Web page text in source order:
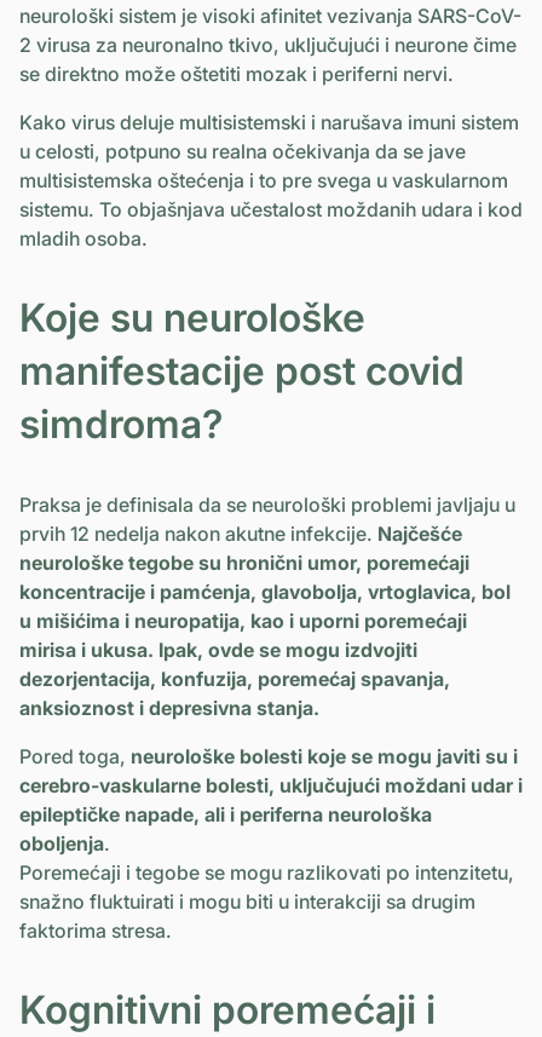
neurološki sistem je visoki afinitet vezivanja SARS-CoV-
2 virusa za neuronalno tkivo, uključujući i neurone čime
se direktno može oštetiti mozak i periferni nervi.
Kako virus deluje multisistemski i narušava imuni sistem
u celosti, potpuno su realna očekivanja da se jave
multisistemska oštećenja i to pre svega u vaskularnom
sistemu. To objašnjava učestalost moždanih udara i kod
mladih osoba.
Koje su neurološke
manifestacije post covid
simdroma?
Praksa je definisala da se neurološki problemi javljaju u
prvih 12 nedelja nakon akutne infekcije. Najčešće
neurološke tegobe su hronični umor, poremećaji
koncentracije i pamćenja, glavobolja, vrtoglavica, bol
u mišićima i neuropatija, kao i uporni poremećaji
mirisa i ukusa. Ipak, ovde se mogu izdvojiti
dezorjentacija, konfuzija, poremećaj spavanja,
anksioznost i depresivna stanja.
Pored toga, neurološke bolesti koje se mogu javiti su i
cerebro-vaskularne bolesti, uključujući moždani udar i
epileptičke napade, ali i periferna neurološka
oboljenja.
Poremećaji i tegobe se mogu razlikovati po intenzitetu,
snažno fluktuirati i mogu biti u interakciji sa drugim
faktorima stresa.
Kognitivni poremećaji i